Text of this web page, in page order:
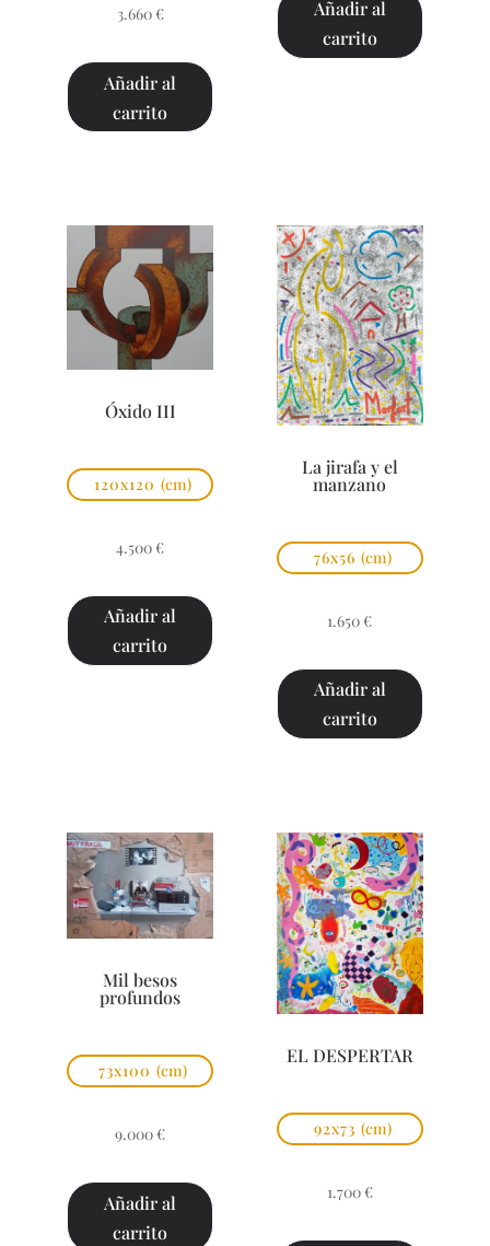
3.660 €
Añadir al
carrito
Añadir al
carrito
Óxido III
120x120 (cm)
4.500 €
Añadir al
carrito
La jirafa y el
manzano
76x56 (cm)
1.650 €
Añadir al
carrito
Mil besos
profundos
73x100 (cm)
9.000 €
Añadir al
carrito
EL DESPERTAR
92x73 (cm)
1.700 €